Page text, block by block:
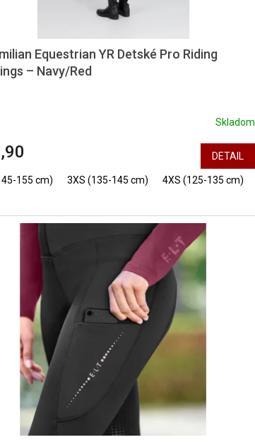
Equestrian YR Detské Pro Riding
– Navy/Red
Skladom
DETAIL
155 cm) 3XS (135-145 cm) 4XS (125-135 cm)